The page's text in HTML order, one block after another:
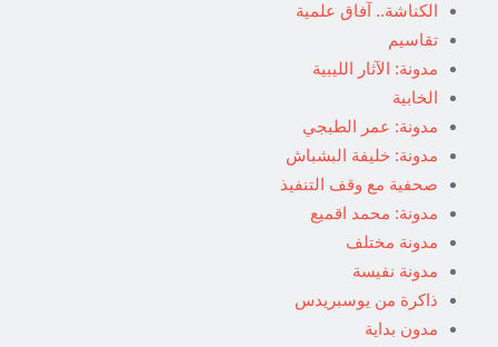
الكناشة.. آفاق علمية
تقاسيم
مدونة: الآثار الليبية
الخابية
مدونة: عمر الطبجي
مدونة: خليفة البشباش
صحفية مع وقف التنفيذ
مدونة: محمد اقميع
مدونة مختلف
مدونة نفيسة
ذاكرة من يوسبريدس
مدون بداية